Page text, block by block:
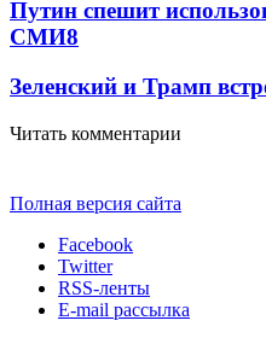
Путин спешит
СМИ8
Зеленский и Трамп
Читать комментарии
Полная версия сайта
Facebook
Twitter
RSS-ленты
E-mail рассылка